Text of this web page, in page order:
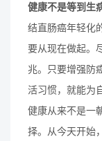
健康不是等到生
结直肠癌年轻化
要从现在做起。
兆。只要增强防
活习惯，就能为
健康从来不是一
择。从今天开始